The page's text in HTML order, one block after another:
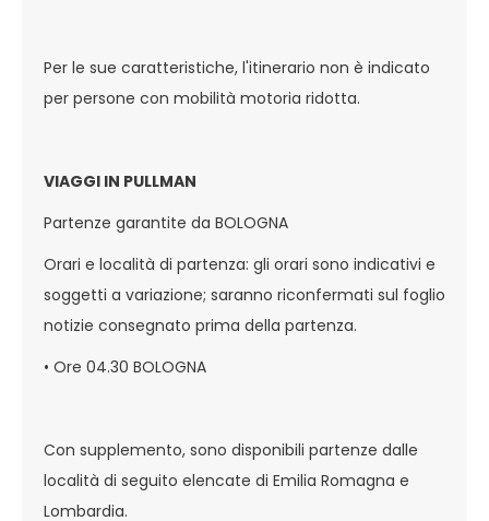
Per le sue caratteristiche, l'itinerario non è indicato
per persone con mobilità motoria ridotta.
VIAGGI IN PULLMAN
Partenze garantite da BOLOGNA
Orari e località di partenza: gli orari sono indicativi e
soggetti a variazione; saranno riconfermati sul foglio
notizie consegnato prima della partenza.
• Ore 04.30 BOLOGNA
Con supplemento, sono disponibili partenze dalle
località di seguito elencate di Emilia Romagna e
Lombardia.